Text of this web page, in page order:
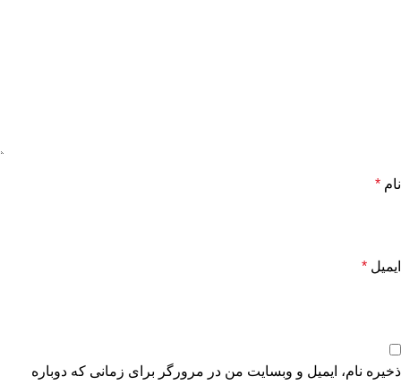
نام *
ایمیل *
ذخیره نام، ایمیل و وبسایت من در مرورگر برای زمانی که دوباره